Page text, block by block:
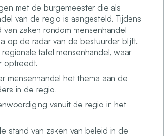
met de burgemeester die als
van de regio is aangesteld. Tijdens
zaken rondom mensenhandel
op de radar van de bestuurder blijft.
tafel mensenhandel, waar
optreedt.
mensenhandel het thema aan de
in de regio.
vanuit de regio in het
stand van zaken van beleid in de